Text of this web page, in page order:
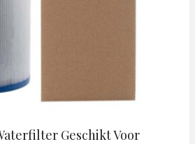
Geschikt Voor